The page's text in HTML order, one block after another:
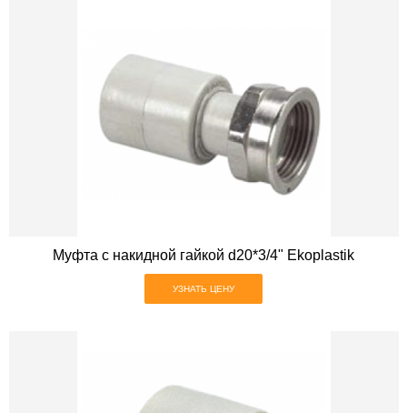
Муфта с накидной гайкой d20*3/4" Ekoplastik
УЗНАТЬ ЦЕНУ